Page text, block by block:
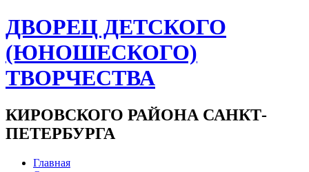
ДВОРЕЦ ДЕТСКОГО
(ЮНОШЕСКОГО)
ТВОРЧЕСТВА
КИРОВСКОГО РАЙОНА САНКТ-
ПЕТЕРБУРГА
Главная